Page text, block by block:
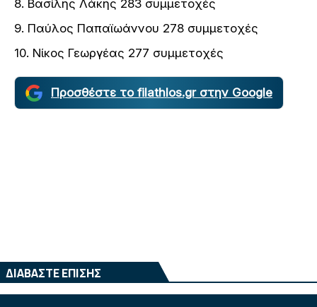
8. Βασίλης Λάκης 283 συμμετοχές
9. Παύλος Παπαϊωάννου 278 συμμετοχές
10. Νίκος Γεωργέας 277 συμμετοχές
Προσθέστε το filathlos.gr στην Google
ΔΙΑΒΑΣΤΕ ΕΠΙΣΗΣ